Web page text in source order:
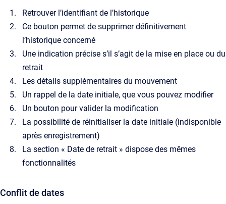
Retrouver l’identifiant de l’historique
Ce bouton permet de supprimer définitivement
l’historique concerné
Une indication précise s’il s’agit de la mise en place ou du
retrait
Les détails supplémentaires du mouvement
Un rappel de la date initiale, que vous pouvez modifier
Un bouton pour valider la modification
La possibilité de réinitialiser la date initiale (indisponible
après enregistrement)
La section « Date de retrait » dispose des mêmes
fonctionnalités
Conflit de dates